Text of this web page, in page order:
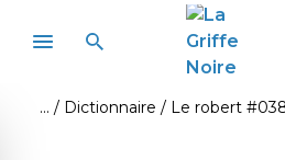
Dictionnaire